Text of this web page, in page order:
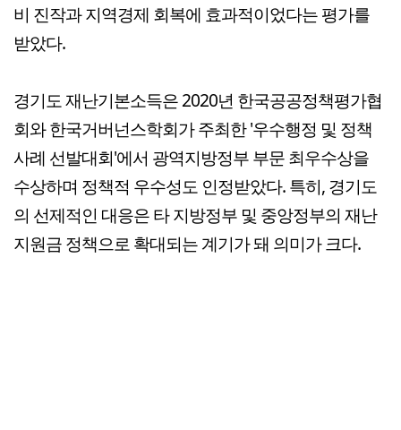
비 진작과 지역경제 회복에 효과적이었다는 평가를
받았다.
경기도 재난기본소득은 2020년 한국공공정책평가협
회와 한국거버넌스학회가 주최한 '우수행정 및 정책
사례 선발대회'에서 광역지방정부 부문 최우수상을
수상하며 정책적 우수성도 인정받았다. 특히, 경기도
의 선제적인 대응은 타 지방정부 및 중앙정부의 재난
지원금 정책으로 확대되는 계기가 돼 의미가 크다.